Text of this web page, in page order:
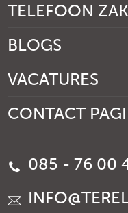
TELEFOON
BLOGS
VACATURES
CONTACT
085 - 76 00